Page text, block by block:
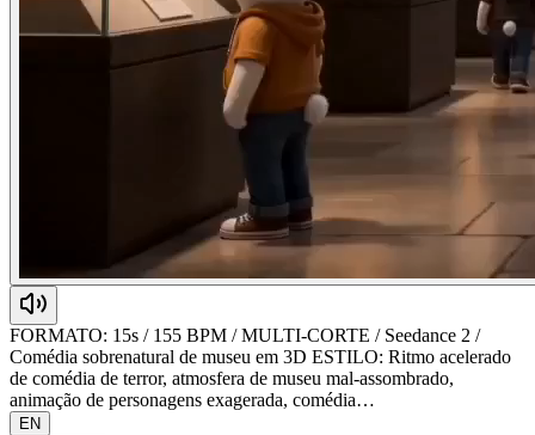
FORMATO: 15s / 155 BPM / MULTI-CORTE / Seedance 2 /
Comédia sobrenatural de museu em 3D ESTILO: Ritmo acelerado
de comédia de terror, atmosfera de museu mal-assombrado,
animação de personagens exagerada, comédia…
EN